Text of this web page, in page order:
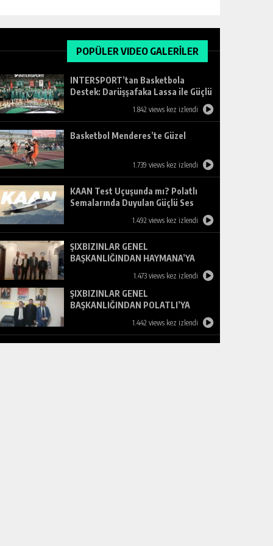
POPÜLER VIDEO GALERİLER
INTERSPORT’tan Basketbola
Destek: Darüşşafaka Lassa ile Güçlü
1.842 views kez izlendi
Basketbol Menderes’te Güzel
1.739 views kez izlendi
KAAN Test Uçuşunda mı? Polatlı
Semalarında Duyulan Güçlü Ses
1.492 views kez izlendi
ŞIXBIZINLAR GENEL
BAŞKANLIĞINDAN HAYMANA’YA
1.473 views kez izlendi
ŞIXBIZINLAR GENEL
BAŞKANLIĞINDAN POLATLI’YA
1.442 views kez izlendi